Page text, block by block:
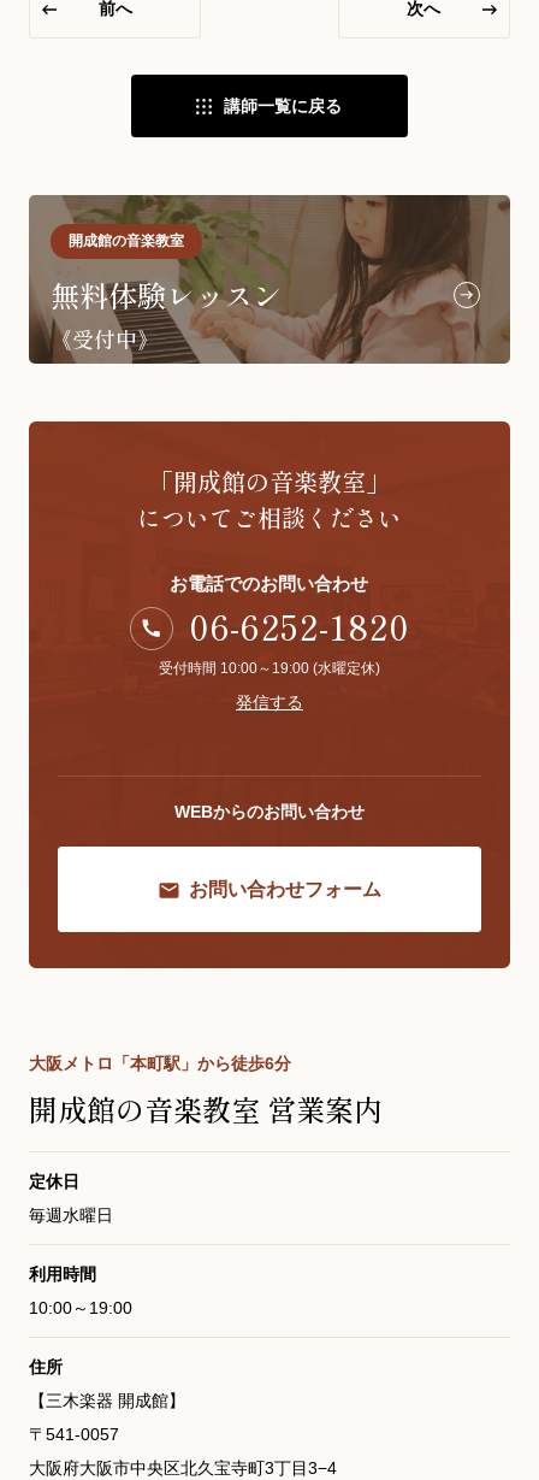
前へ 次へ
講師一覧に戻る
開成館の音楽教室
無料体験レッスン
《受付中》
「開成館の音楽教室」
についてご相談ください
お電話でのお問い合わせ
06-6252-1820
受付時間 10:00～19:00 (水曜定休)
発信する
WEBからのお問い合わせ
お問い合わせフォーム
大阪メトロ「本町駅」から徒歩6分
開成館の音楽教室 営業案内
定休日
毎週水曜日
利用時間
10:00～19:00
住所
【三木楽器 開成館】
〒541-0057
大阪府大阪市中央区北久宝寺町3丁目3−4